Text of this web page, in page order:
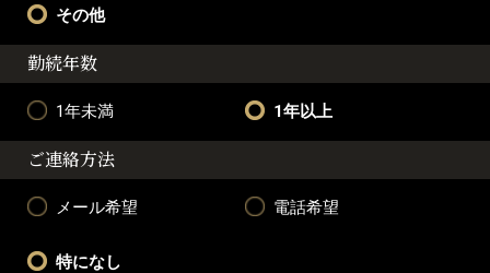
その他
勤続年数
1年未満 1年以上
ご連絡方法
メール希望 電話希望
特になし